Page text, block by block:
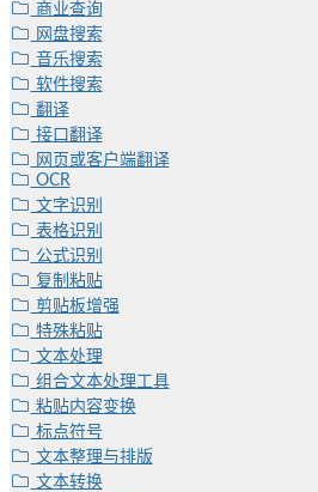
商业查询
网盘搜索
音乐搜索
软件搜索
翻译
接口翻译
网页或客户端翻译
OCR
文字识别
表格识别
公式识别
复制粘贴
剪贴板增强
特殊粘贴
文本处理
组合文本处理工具
粘贴内容变换
标点符号
文本整理与排版
文本转换